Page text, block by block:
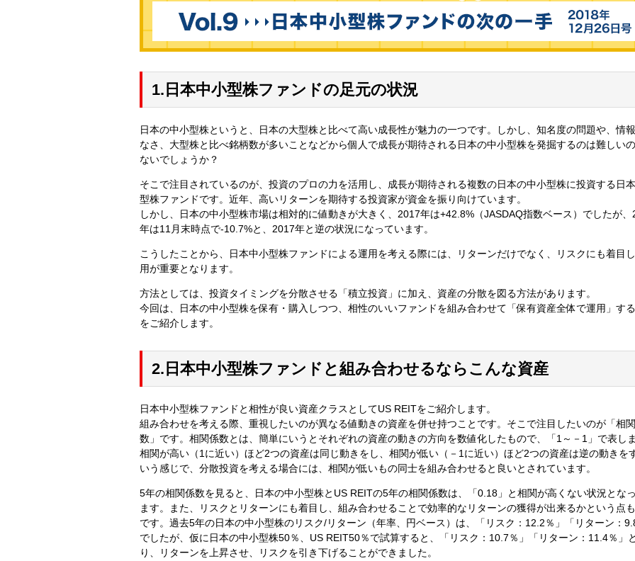
1.日本中小型株ファンドの足元の状況
日本の中小型株というと、日本の大型株と比べて高い成長性が魅力の一つです。しかし、知名度の問題や、情
なさ、大型株と比べ銘柄数が多いことなどから個人で成長が期待される日本の中小型株を発掘するのは難しい
ないでしょうか？
そこで注目されているのが、投資のプロの力を活用し、成長が期待される複数の日本の中小型株に投資する日
型株ファンドです。近年、高いリターンを期待する投資家が資金を振り向けています。
しかし、日本の中小型株市場は相対的に値動きが大きく、2017年は+42.8%（JASDAQ指数ベース）でしたが、
年は11月末時点で-10.7%と、2017年と逆の状況になっています。
こうしたことから、日本中小型株ファンドによる運用を考える際には、リターンだけでなく、リスクにも着目
用が重要となります。
方法としては、投資タイミングを分散させる「積立投資」に加え、資産の分散を図る方法があります。
今回は、日本の中小型株を保有・購入しつつ、相性のいいファンドを組み合わせて「保有資産全体で運用」す
をご紹介します。
2.日本中小型株ファンドと組み合わせるならこんな資産
日本中小型株ファンドと相性が良い資産クラスとしてUS REITをご紹介します。
組み合わせを考える際、重視したいのが異なる値動きの資産を併せ持つことです。そこで注目したいのが「相
数」です。相関係数とは、簡単にいうとそれぞれの資産の動きの方向を数値化したもので、「1～－1」で表しま
相関が高い（1に近い）ほど2つの資産は同じ動きをし、相関が低い（－1に近い）ほど2つの資産は逆の動きを
いう感じで、分散投資を考える場合には、相関が低いもの同士を組み合わせると良いとされています。
5年の相関係数を見ると、日本の中小型株とUS REITの5年の相関係数は、「0.18」と相関が高くない状況とな
ます。また、リスクとリターンにも着目し、組み合わせることで効率的なリターンの獲得が出来るかという点
です。過去5年の日本の中小型株のリスク/リターン（年率、円ベース）は、「リスク：12.2％」「リターン：
でしたが、仮に日本の中小型株50％、US REIT50％で試算すると、「リスク：10.7％」「リターン：11.4％」
り、リターンを上昇させ、リスクを引き下げることができました。